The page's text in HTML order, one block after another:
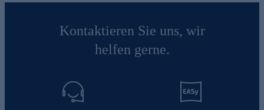
Kontaktieren Sie uns, wir
helfen gerne.